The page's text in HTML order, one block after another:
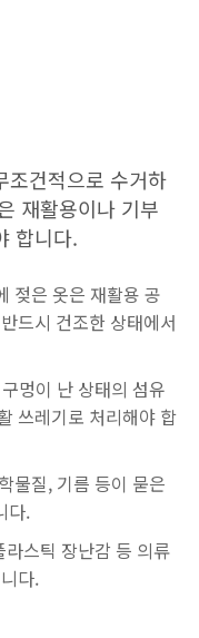
조건적으로 수거하
재활용이나 기부
합니다.
젖은 옷은 재활용 공
드시 건조한 상태에서
멍이 난 상태의 섬유
쓰레기로 처리해야 합
물질, 기름 등이 묻은
다.
스틱 장난감 등 의류
다.